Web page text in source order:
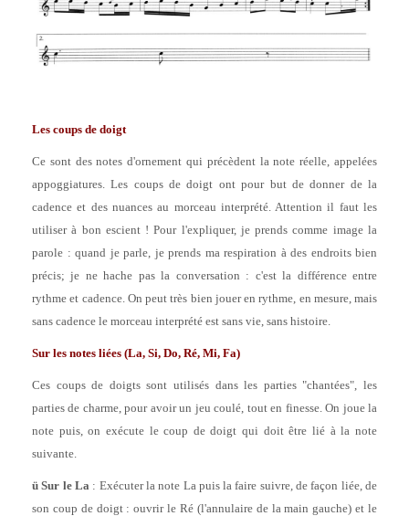
Les coups de doigt
Ce sont des notes d'ornement qui précèdent la note réelle, appelées
appoggiatures. Les coups de doigt ont pour but de donner de la
cadence et des nuances au morceau interprété. Attention il faut les
utiliser à bon escient ! Pour l'expliquer, je prends comme image la
parole : quand je parle, je prends ma respiration à des endroits bien
précis; je ne hache pas la conversation : c'est la différence entre
rythme et cadence. On peut très bien jouer en rythme, en mesure, mais
sans cadence le morceau interprété est sans vie, sans histoire.
Sur les notes liées (La, Si, Do, Ré, Mi, Fa)
Ces coups de doigts sont utilisés dans les parties "chantées", les
parties de charme, pour avoir un jeu coulé, tout en finesse. On joue la
note puis, on exécute le coup de doigt qui doit être lié à la note
suivante.
ü Sur le La : Exécuter la note La puis la faire suivre, de façon liée, de
son coup de doigt : ouvrir le Ré (l'annulaire de la main gauche) et le